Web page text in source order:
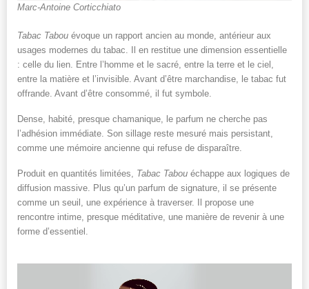
Marc-Antoine Corticchiato
Tabac Tabou évoque un rapport ancien au monde, antérieur aux
usages modernes du tabac. Il en restitue une dimension essentielle
: celle du lien. Entre l’homme et le sacré, entre la terre et le ciel,
entre la matière et l’invisible. Avant d’être marchandise, le tabac fut
offrande. Avant d’être consommé, il fut symbole.
Dense, habité, presque chamanique, le parfum ne cherche pas
l’adhésion immédiate. Son sillage reste mesuré mais persistant,
comme une mémoire ancienne qui refuse de disparaître.
Produit en quantités limitées, Tabac Tabou échappe aux logiques de
diffusion massive. Plus qu’un parfum de signature, il se présente
comme un seuil, une expérience à traverser. Il propose une
rencontre intime, presque méditative, une manière de revenir à une
forme d’essentiel.